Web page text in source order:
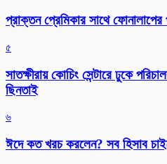
প্রাক্তন প্রেমিকার সাথে
৫
সাতক্ষীরায় কোচিং সেন্টারে ঢুকে
ছিনতাই
৬
ঈদে কত খরচ করলেন? সব হিসাব